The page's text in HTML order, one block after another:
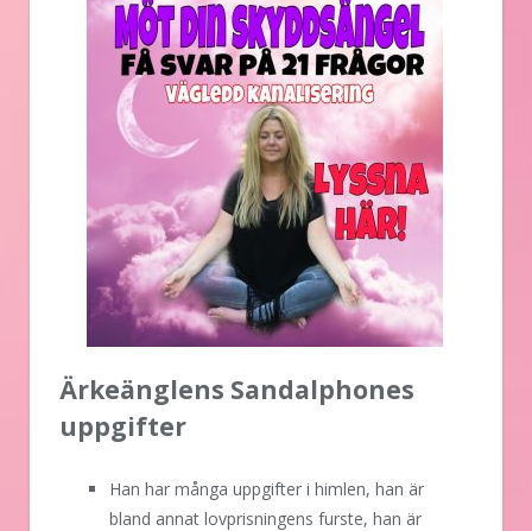
Ärkeänglens Sandalphones
uppgifter
Han har många uppgifter i himlen, han är
bland annat lovprisningens furste, han är